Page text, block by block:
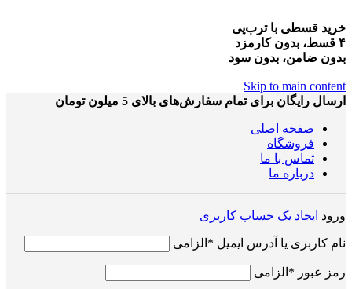
خرید قسطی با ترب‌پی
۴ قسط، بدون کارمزد
بدون ضامن، بدون سود
Skip to main content
ارسال رایگان برای تمام سفارش‌های بالای 5 میلون تومان
صفحه اصلی
فروشگاه
تماس با ما
درباره ما
ورود ایجاد یک حساب کاربری
نام کاربری یا آدرس ایمیل * الزامی
رمز عبور * الزامی